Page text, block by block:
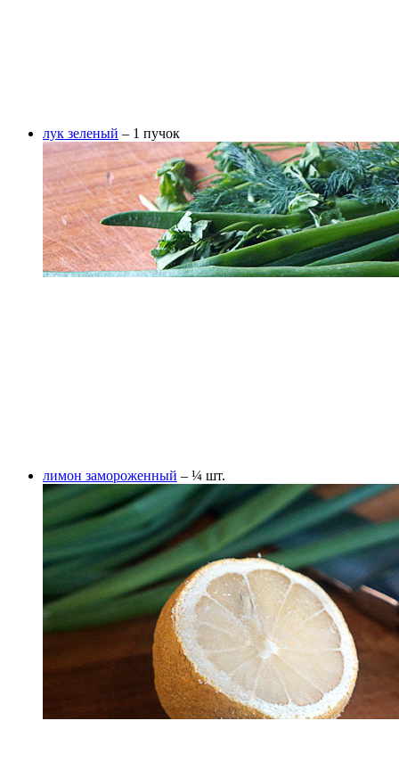
лук зеленый – 1 пучок
лимон замороженный – ¼ шт.